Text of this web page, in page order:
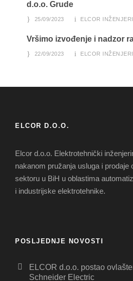
d.o.o. Grude
25/09/2023 ELCOR
Vršimo izvođenje i nadzor
22/09/2023 ELCOR
ELCOR D.O.O.
Elcor d.o.o. Elektrotehnički
nakanom pružanja usluga i prodaje
sektoru u BiH u oblastima
i industrijske elektrotehnike.
POSLJEDNJE NOVOSTI
ELCOR d.o.o. postao
Schneider Electric